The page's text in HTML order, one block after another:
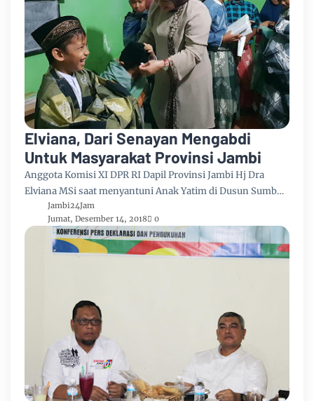
Elviana, Dari Senayan Mengabdi
Untuk Masyarakat Provinsi Jambi
Anggota Komisi XI DPR RI Dapil Provinsi Jambi Hj Dra
Elviana MSi saat menyantuni Anak Yatim di Dusun Sumb…
Jambi24Jam
Jumat, Desember 14, 2018
0